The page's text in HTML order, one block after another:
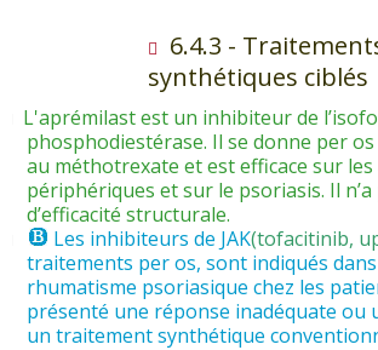
6.4.3 -
synthétiques ciblés
L'aprémilast est un inhibiteur de
phosphodiestérase. Il se donne per
au méthotrexate et est efficace sur
périphériques et sur le psoriasis. Il
d’efficacité structurale.
Les inhibiteurs de JAK(tofacitinib,
traitements per os, sont indiqués
rhumatisme psoriasique chez les
présenté une réponse inadéquate ou
un traitement synthétique